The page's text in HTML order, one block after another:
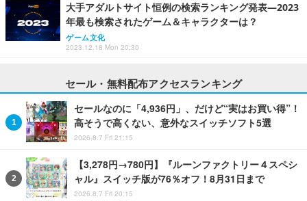
大手アダルトサイト恒例の検索ランキング発表―2023
年最も検索されたゲーム＆キャラクターは？
ゲーム文化
2023.12.18 Mon 20:30
セール・無料配布アクセスランキング
セールなのに「4,936円」、だけど“実はお買い得”！
高そうで高くない、意外なスイッチソフト5選
2026.8.7 Fri 21:15
【3,278円→780円】『ルーンファクトリー４スペシ
ャル』スイッチ版が76％オフ！8月31日まで
2026.8.7 Fri 20:15